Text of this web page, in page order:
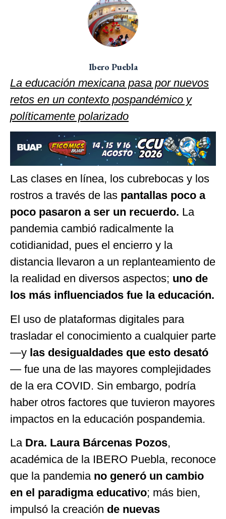
Ibero Puebla
La educación mexicana pasa por nuevos
retos en un contexto pospandémico y
políticamente polarizado
Las clases en línea, los cubrebocas y los
rostros a través de las pantallas poco a
poco pasaron a ser un recuerdo. La
pandemia cambió radicalmente la
cotidianidad, pues el encierro y la
distancia llevaron a un replanteamiento de
la realidad en diversos aspectos; uno de
los más influenciados fue la educación.
El uso de plataformas digitales para
trasladar el conocimiento a cualquier parte
—y las desigualdades que esto desató
— fue una de las mayores complejidades
de la era COVID. Sin embargo, podría
haber otros factores que tuvieron mayores
impactos en la educación pospandemia.
LaDra. Laura Bárcenas Pozos,
académica de la IBERO Puebla, reconoce
que la pandemia no generó un cambio
en el paradigma educativo; más bien,
impulsó la creación de nuevas